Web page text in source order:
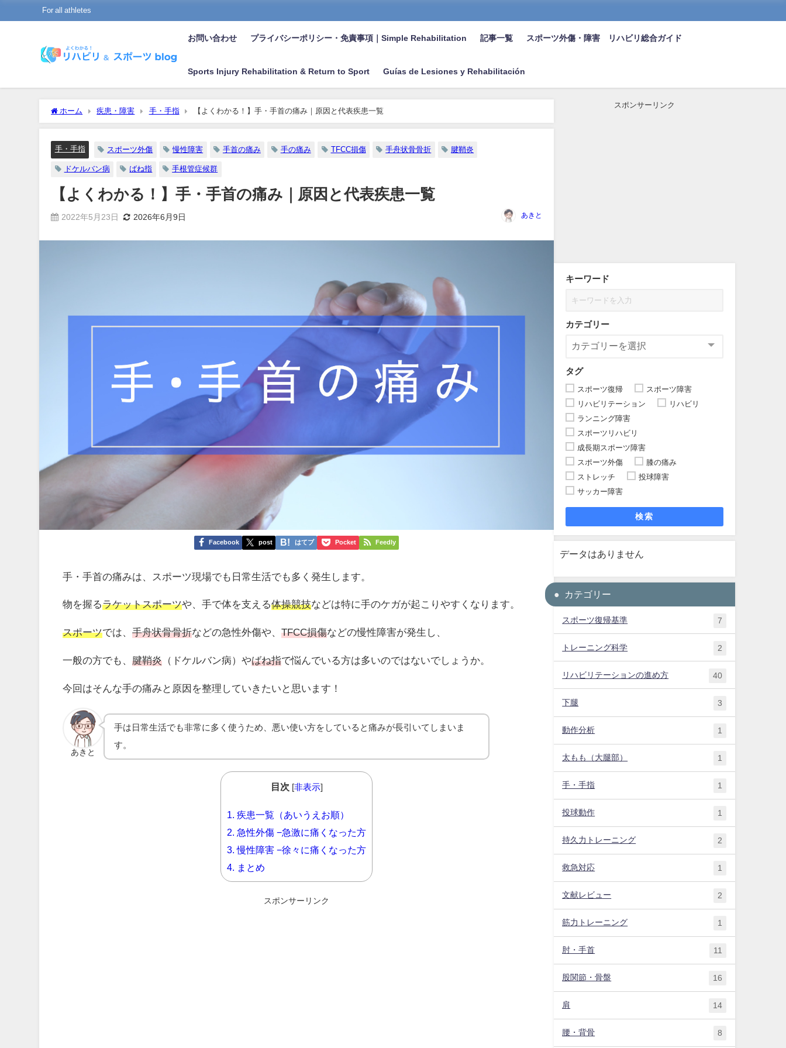
For all athletes
お問い合わせ プライバシーポリシー・免責事項｜Simple Rehabilitation 記事一覧 スポーツ外傷・障害 リハビリ総合ガイド
Sports Injury Rehabilitation & Return to Sport Guías de Lesiones y Rehabilitación
ホーム 疾患・障害 手・手指 【よくわかる！】手・手首の痛み｜原因と代表疾患一覧
手・手指 スポーツ外傷 慢性障害 手首の痛み 手の痛み TFCC損傷 手舟状骨骨折 腱鞘炎
ドケルバン病 ばね指 手根管症候群
【よくわかる！】手・手首の痛み｜原因と代表疾患一覧
2022年5月23日 2026年6月9日 あきと
Facebook post はてブ Pocket Feedly
手・手首の痛みは、スポーツ現場でも日常生活でも多く発生します。
物を握るラケットスポーツや、手で体を支える体操競技などは特に手のケガが起こりやすくなります。
スポーツでは、手舟状骨骨折などの急性外傷や、TFCC損傷などの慢性障害が発生し、
一般の方でも、腱鞘炎 （ドケルバン病）やばね指で悩んでいる方は多いのではないでしょうか。
今回はそんな手の痛みと原因を整理していきたいと思います！
あきと
手は日常生活でも非常に多く使うため、悪い使い方をしていると痛みが長引いてしまいま
す。
目次 非表示]
1.
疾患一覧（あいうえお順）
2.
急性外傷 −急激に痛くなった方
3. 慢性障害 −徐々に痛くなった方
4.
まとめ
スポンサーリンク
スポンサーリンク
キーワード
カテゴリー
タグ
スポーツ復帰
スポーツ障害
リハビリテーション
リハビリ
ランニング障害
スポーツリハビリ
成長期スポーツ障害
スポーツ外傷
膝の痛み
ストレッチ
投球障害
サッカー障害
検索
データはありません
カテゴリー
スポーツ復帰基準 7
トレーニング科学 2
リハビリテーションの進め方 40
下腿 3
動作分析 1
太もも（大腿部） 1
手・手指 1
投球動作 1
持久力トレーニング 2
救急対応 1
文献レビュー 2
筋力トレーニング 1
肘・手首 11
股関節・骨盤 16
肩 14
腰・背骨 8